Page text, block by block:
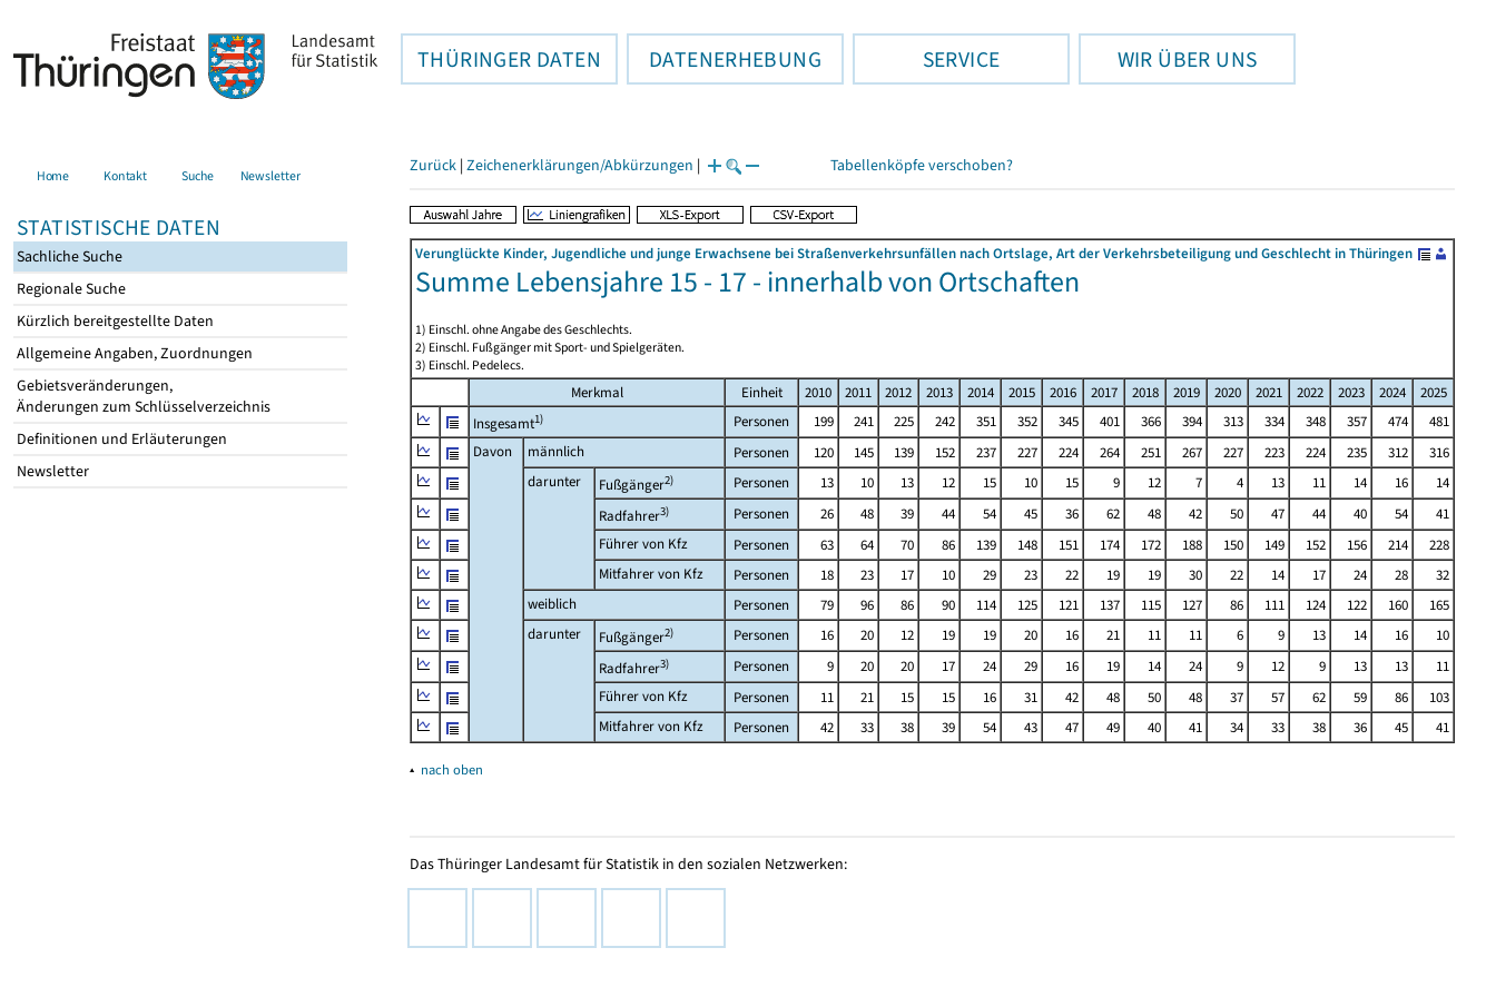
THÜRINGER DATEN DATENERHEBUNG SERVICE WIR ÜBER UNS
Home Kontakt Suche Newsletter
STATISTISCHE DATEN
Sachliche Suche
Regionale Suche
Kürzlich bereitgestellte Daten
Allgemeine Angaben, Zuordnungen
Gebietsveränderungen,
Änderungen zum Schlüsselverzeichnis
Definitionen und Erläuterungen
Newsletter
Zurück | Zeichenerklärungen/Abkürzungen | Tabellenköpfe verschoben?
Verunglückte Kinder, Jugendliche und junge Erwachsene bei Straßenverkehrsunfällen nach Ortslage, Art der Verkehrsbeteiligung und Geschlecht in Thüringen
Summe Lebensjahre 15 - 17 - innerhalb von Ortschaften
1) Einschl. ohne Angabe des Geschlechts.
2) Einschl. Fußgänger mit Sport- und Spielgeräten.
3) Einschl. Pedelecs.
Merkmal Einheit 2010 2011 2012 2013 2014 2015 2016 2017 2018 2019 2020 2021 2022 2023 2024
2025
Insgesamt1) Personen 199 241 225 242 351 352 345 401 366 394 313 334 348 357 474
481
Davon
männlich Personen 120 145 139 152 237 227 224 264 251 267 227 223 224 235 312
316
darunter
Fußgänger2) Personen 13 10 13 12 15 10 15 9 12 7 4 13 11 14 16
14
Radfahrer3) Personen 26 48 39 44 54 45 36 62 48 42 50 47 44 40 54
41
Führer von Kfz
Personen 63 64 70 86 139 148 151 174 172 188 150 149 152 156 214
228
Mitfahrer von Kfz
Personen 18 23 17 10 29 23 22 19 19 30 22 14 17 24 28
32
weiblich
Personen 79 96 86 90 114 125 121 137 115 127 86 111 124 122 160
165
darunter
Fußgänger2) Personen 16 20 12 19 19 20 16 21 11 11 6 9 13 14 16
10
Radfahrer3) Personen 9 20 20 17 24 29 16 19 14 24 9 12 9 13 13
11
Führer von Kfz
Personen 11 21 15 15 16 31 42 48 50 48 37 57 62 59 86
103
Mitfahrer von Kfz
Personen 42 33 38 39 54 43 47 49 40 41 34 33 38 36 45 41
▴ nach oben
Das Thüringer Landesamt für Statistik in den sozialen Netzwerken: